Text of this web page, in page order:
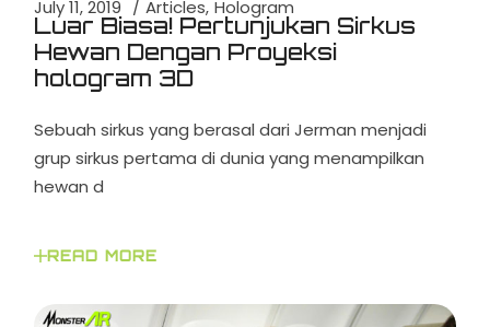
July 11, 2019 Articles Hologram
Luar Biasa! Pertunjukan Sirkus
Hewan Dengan Proyeksi
hologram 3D
Sebuah sirkus yang berasal dari Jerman menjadi
grup sirkus pertama di dunia yang menampilkan
hewan d
READ MORE